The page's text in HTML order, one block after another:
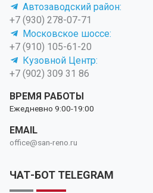
Автозаводский район:
+7 (930) 278-07-71
Московское шоссе:
+7 (910) 105-61-20
Кузовной Центр:
+7 (902) 309 31 86
ВРЕМЯ РАБОТЫ
Ежедневно 9:00-19:00
EMAIL
office@san-reno.ru
ЧАТ-БОТ TELEGRAM